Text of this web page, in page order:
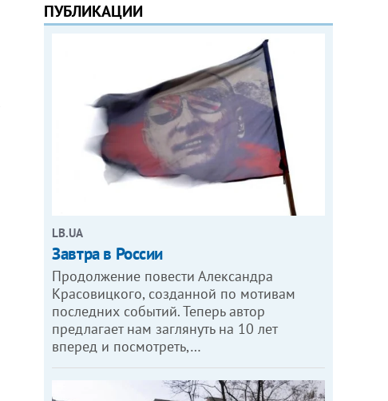
ПУБЛИКАЦИИ
LB.UA
Завтра в России
Продолжение повести Александра
Красовицкого, созданной по мотивам
последних событий. Теперь автор
предлагает нам заглянуть на 10 лет
вперед и посмотреть,…